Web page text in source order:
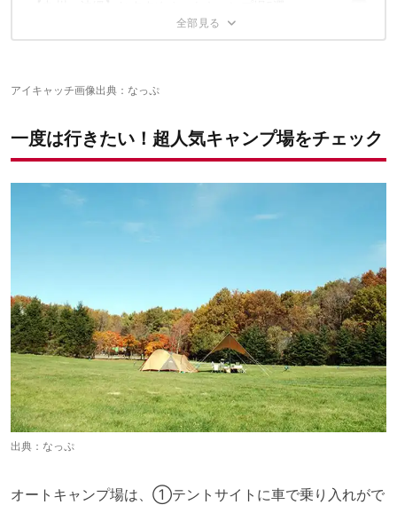
北軽井沢スイートグラス
四徳温泉キャンプ場
オートキャンプ森のかわなべ
ボイボイキャンプ場
【北海道・東北】おすすめオートキャンプ場4選
まあぶオートキャンプ場
岩手山焼走り国際交流村
菰沢公園オートキャンプ場
ゆとりすとパークおおとよオートキャンプ場
らかん高原オートキャンプ場
こちらの記事もおすすめ！
アイキャッチ画像出典： なっぷ
一度は行きたい！超人気キャンプ場をチェック
出典： なっぷ
オートキャンプ場は、①テントサイトに車で乗り入れがで